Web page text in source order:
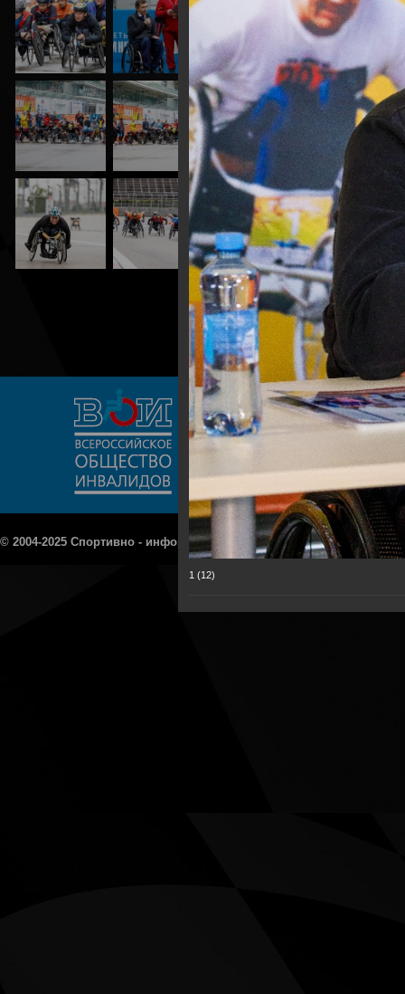
© 2004-2025 Спортивно - информационный портал «Рецепт - Спорт»
1 (12)